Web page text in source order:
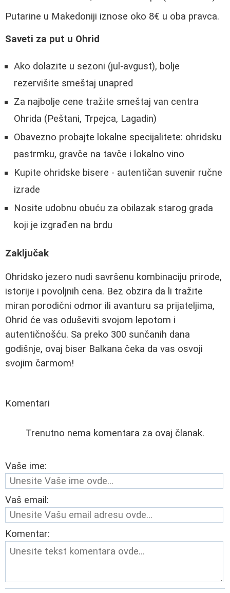
Putarine u Makedoniji iznose oko 8€ u oba pravca.
Saveti za put u Ohrid
Ako dolazite u sezoni (jul-avgust), bolje
rezervišite smeštaj unapred
Za najbolje cene tražite smeštaj van centra
Ohrida (Peštani, Trpejca, Lagadin)
Obavezno probajte lokalne specijalitete: ohridsku
pastrmku, gravče na tavče i lokalno vino
Kupite ohridske bisere - autentičan suvenir ručne
izrade
Nosite udobnu obuću za obilazak starog grada
koji je izgrađen na brdu
Zaključak
Ohridsko jezero nudi savršenu kombinaciju prirode,
istorije i povoljnih cena. Bez obzira da li tražite
miran porodični odmor ili avanturu sa prijateljima,
Ohrid će vas oduševiti svojom lepotom i
autentičnošću. Sa preko 300 sunčanih dana
godišnje, ovaj biser Balkana čeka da vas osvoji
svojim čarmom!
Komentari
Trenutno nema komentara za ovaj članak.
Vaše ime:
Vaš email:
Komentar: